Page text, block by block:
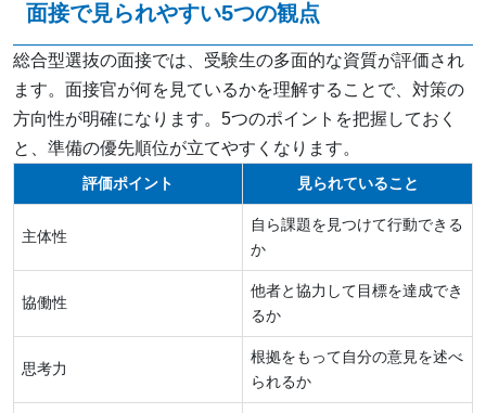
面接で見られやすい5つの観点
総合型選抜の面接では、受験生の多面的な資質が評価され
ます。面接官が何を見ているかを理解することで、対策の
方向性が明確になります。5つのポイントを把握しておく
と、準備の優先順位が立てやすくなります。
評価ポイント 見られていること
主体性
自ら課題を見つけて行動できる
か
協働性
他者と協力して目標を達成でき
るか
思考力
根拠をもって自分の意見を述べ
られるか